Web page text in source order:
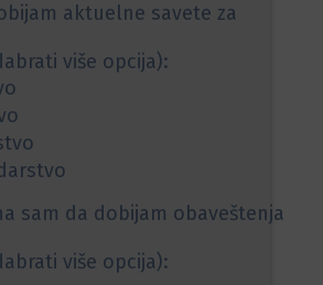
aktuelne savete za
više opcija):
sam da dobijam obaveštenja
više opcija):